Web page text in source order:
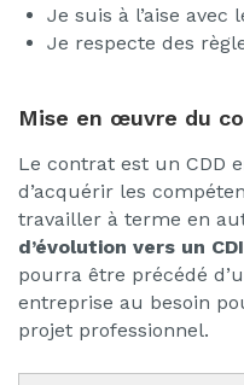
Je suis à l’aise
Je respecte des
Mise en œuvre du
Le contrat est un CDD
d’acquérir les
travailler à terme en
d’évolution vers un
pourra être précédé
entreprise au besoin
projet professionnel.